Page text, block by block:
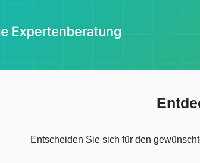
Entscheiden Sie sich für den